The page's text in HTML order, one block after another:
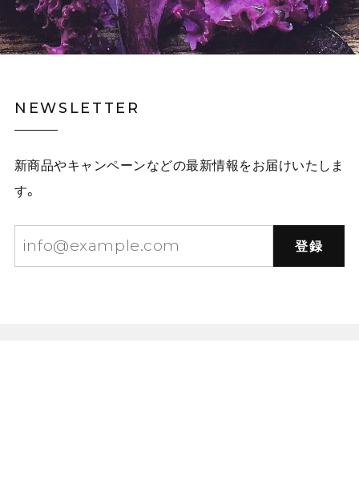
NEWSLETTER
新商品やキャンペーンなどの最新情報をお届けいたしま
す。
登録